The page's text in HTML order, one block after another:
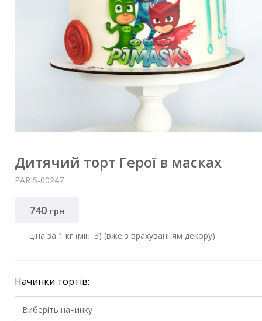
Дитячий торт Герої в масках
PARIS-00247
740 грн
ціна за 1 кг (мiн. 3) (вже з врахуванням декору)
Начинки тортів:
Виберiть начинку